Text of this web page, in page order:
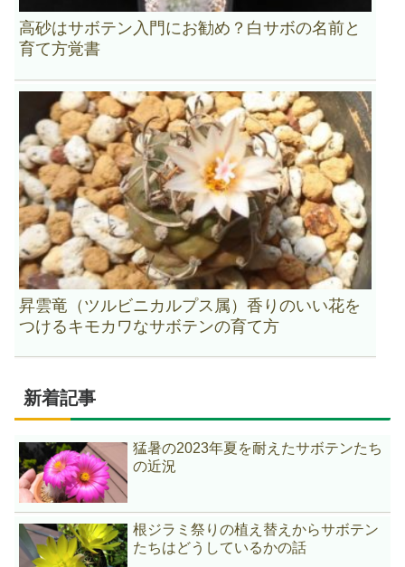
高砂はサボテン入門にお勧め？白サボの名前と
育て方覚書
昇雲竜（ツルビニカルプス属）香りのいい花を
つけるキモカワなサボテンの育て方
新着記事
猛暑の2023年夏を耐えたサボテンたち
の近況
根ジラミ祭りの植え替えからサボテン
たちはどうしているかの話